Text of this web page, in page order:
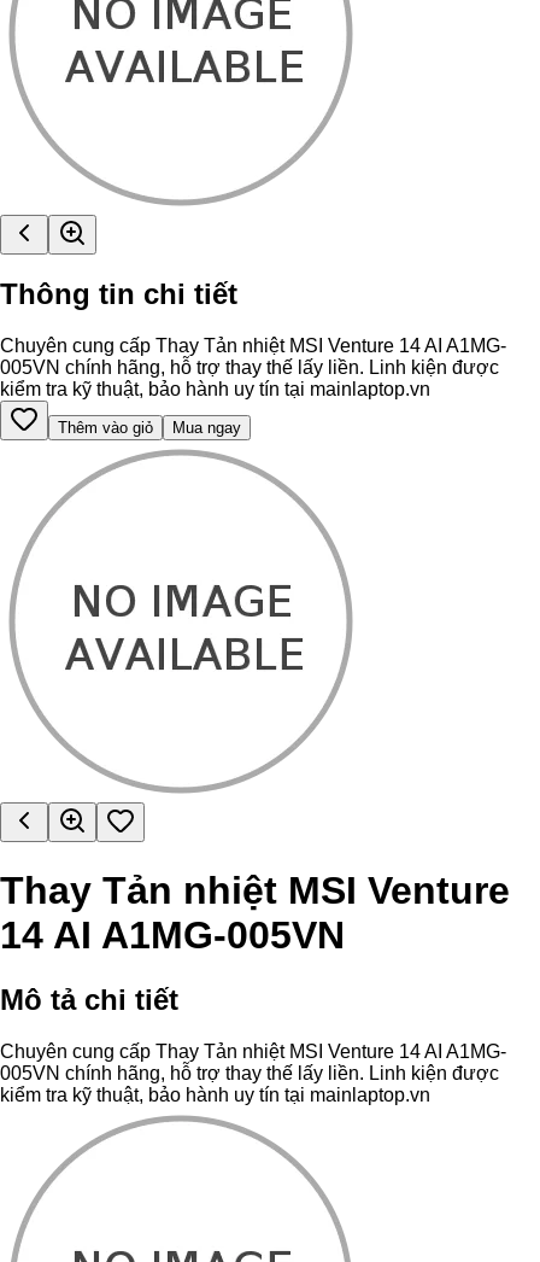
Thông tin chi tiết
Chuyên cung cấp Thay Tản nhiệt MSI Venture 14 AI A1MG-
005VN chính hãng, hỗ trợ thay thế lấy liền. Linh kiện được
kiểm tra kỹ thuật, bảo hành uy tín tại mainlaptop.vn
Thêm vào giỏ Mua ngay
Thay Tản nhiệt MSI Venture
14 AI A1MG-005VN
Mô tả chi tiết
Chuyên cung cấp Thay Tản nhiệt MSI Venture 14 AI A1MG-
005VN chính hãng, hỗ trợ thay thế lấy liền. Linh kiện được
kiểm tra kỹ thuật, bảo hành uy tín tại mainlaptop.vn